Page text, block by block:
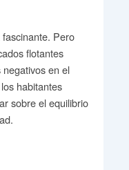
Pero
flotantes
en el
habitantes
sobre el equilibrio